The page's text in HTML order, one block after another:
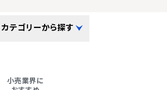
カテゴリーから探す
小売業界に